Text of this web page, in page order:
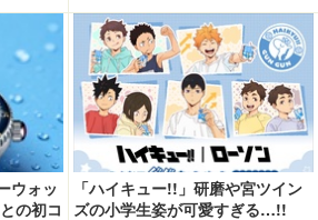
ウォッ
の初コ
「ハイキュー!!」研磨や宮ツイン
ズの小学生姿が可愛すぎる…!!